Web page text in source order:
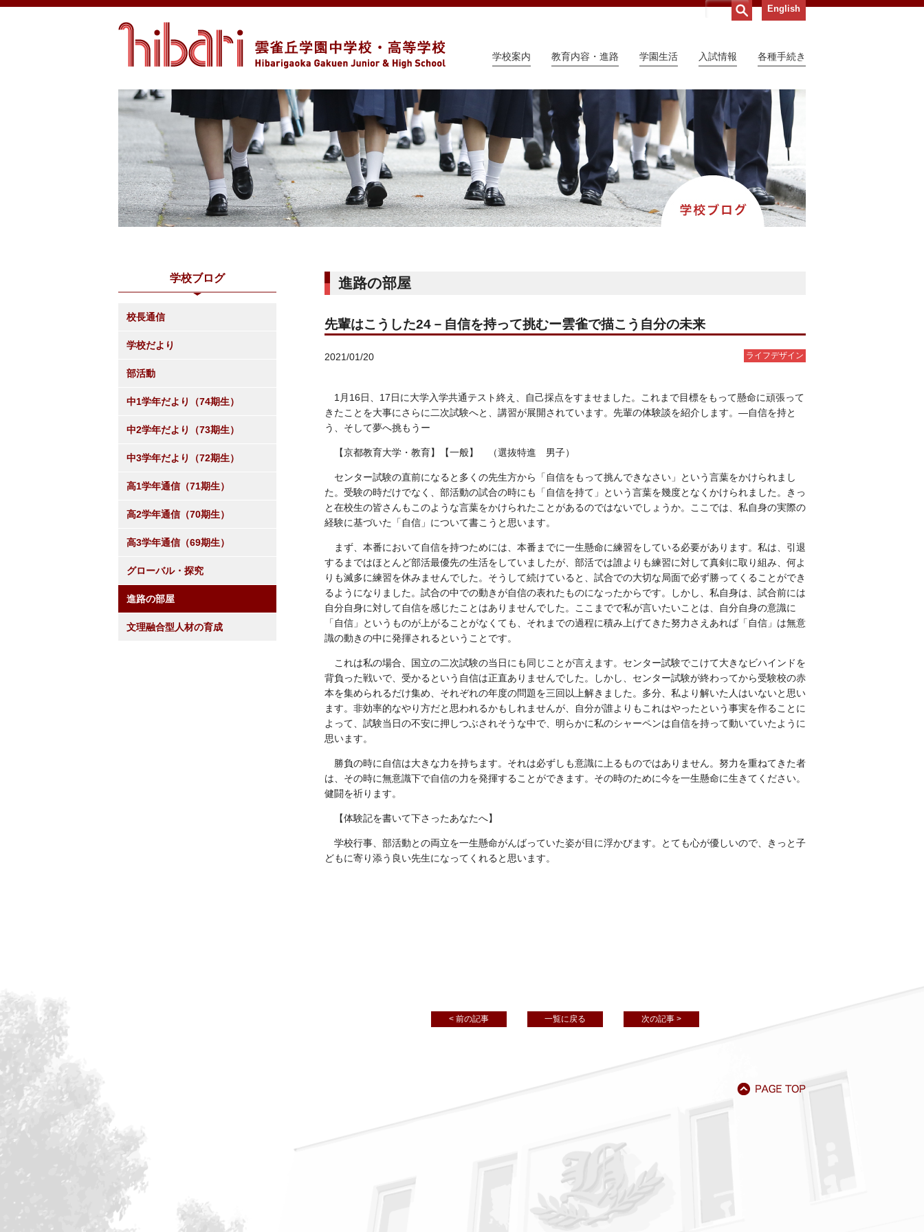
English
学校案内 教育内容・進路 学園生活 入試情報 各種手続き
進路の部屋
先輩はこうした24－自信を持って挑むー雲雀で描こう自分の未来
2021/01/20 ライフデザイン
1 月 16日、 17日に大学入学共通テスト終え、自己採点をすませました。これまで目標をもって懸命に頑張って
きたことを大事にさらに二次試験へと、講習が展開されています。先輩の体験談を紹介します。―自信を持と
う、そして夢へ挑もうー
【京都教育大学・教育】【一般】 （選抜特進 男子）
センター試験の直前になると多くの先生方から「自信をもって挑んできなさい」という言葉をかけられまし
た。受験の時だけでなく、部活動の試合の時にも「自信を持て」という言葉を幾度となくかけられました。きっ
と在校生の皆さんもこのような言葉をかけられたことがあるのではないでしょうか。ここでは、私自身の実際の
経験に基づいた「自信」について書こうと思います。
まず、本番において自信を持つためには、本番までに一生懸命に練習をしている必要があります。私は、引退
するまではほとんど部活最優先の生活をしていましたが、部活では誰よりも練習に対して真剣に取り組み、何よ
りも滅多に練習を休みませんでした。そうして続けていると、試合での大切な局面で必ず勝ってくることができ
るようになりました。試合の中での動きが自信の表れたものになったからです。しかし、私自身は、試合前には
自分自身に対して自信を感じたことはありませんでした。ここまでで私が言いたいことは、自分自身の意識に
「自信」というものが上がることがなくても、それまでの過程に積み上げてきた努力さえあれば「自信」は無意
識の動きの中に発揮されるということです。
これは私の場合、国立の二次試験の当日にも同じことが言えます。センター試験でこけて大きなビハインドを
背負った戦いで、受かるという自信は正直ありませんでした。しかし、センター試験が終わってから受験校の赤
本を集められるだけ集め、それぞれの年度の問題を三回以上解きました。多分、私より解いた人はいないと思い
ます。非効率的なやり方だと思われるかもしれませんが、自分が誰よりもこれはやったという事実を作ることに
よって、試験当日の不安に押しつぶされそうな中で、明らかに私のシャーペンは自信を持って動いていたように
思います。
勝負の時に自信は大きな力を持ちます。それは必ずしも意識に上るものではありません。努力を重ねてきた者
は、その時に無意識下で自信の力を発揮することができます。その時のために今を一生懸命に生きてください。
健闘を祈ります。
【体験記を書いて下さったあなたへ】
学校行事、部活動との両立を一生懸命がんばっていた姿が目に浮かびます。とても心が優しいので、きっと子
どもに寄り添う良い先生になってくれると思います。
< 前の記事 一覧に戻る 次の記事 >
学校ブログ
校長通信
学校だより
部活動
中1学年だより（74期生）
中2学年だより（73期生）
中3学年だより（72期生）
高1学年通信（71期生）
高2学年通信（70期生）
高3学年通信（69期生）
グローバル・探究
進路の部屋
文理融合型人材の育成